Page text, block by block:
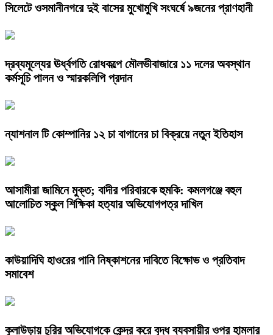
সিলেটে ওসমানীনগরে দুই বাসের মুখোমুখি সংঘর্ষে ৯জনের প্রাণহানী
দ্রব্যমূল্যের ঊর্ধ্বগতি রোধকল্পে মৌলভীবাজারে ১১ দলের অবস্থান
কর্মসূচি পালন ও স্মারকলিপি প্রদান
ন্যাশনাল টি কোম্পানির ১২ চা বাগানের চা বিক্রয়ে নতুন ইতিহাস
আসামীরা জামিনে মুক্ত; বাদীর পরিবারকে হুমকি: কমলগঞ্জে বহুল
আলোচিত স্কুল শিক্ষিকা হত্যার অভিযোগপত্র দাখিল
কাউয়াদিঘি হাওরের পানি নিষ্কাশনের দাবিতে বিক্ষোভ ও প্রতিবাদ
সমাবেশ
কুলাউড়ায় চুরির অভিযোগকে কেন্দ্র করে বৃদ্ধ ব্যবসায়ীর ওপর হামলার